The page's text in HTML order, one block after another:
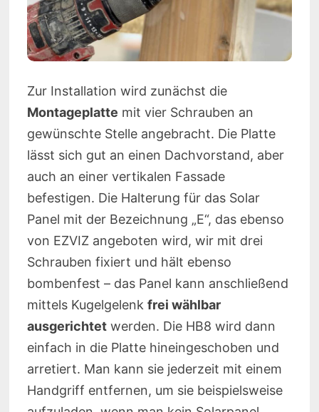
Zur Installation wird zunächst die
Montageplatte mit vier Schrauben an
gewünschte Stelle angebracht. Die Platte
lässt sich gut an einen Dachvorstand, aber
auch an einer vertikalen Fassade
befestigen. Die Halterung für das Solar
Panel mit der Bezeichnung „E“, das ebenso
von EZVIZ angeboten wird, wir mit drei
Schrauben fixiert und hält ebenso
bombenfest – das Panel kann anschließend
mittels Kugelgelenk frei wählbar
ausgerichtetwerden. Die HB8 wird dann
einfach in die Platte hineingeschoben und
arretiert. Man kann sie jederzeit mit einem
Handgriff entfernen, um sie beispielsweise